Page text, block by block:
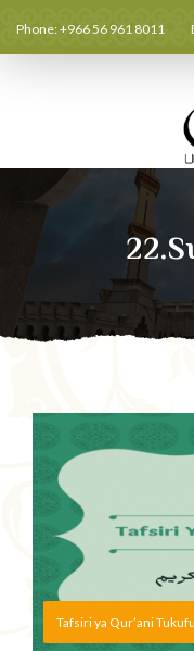
Phone: +966 56 961 8011
Tafsiri ya Qur’ani Tukufu